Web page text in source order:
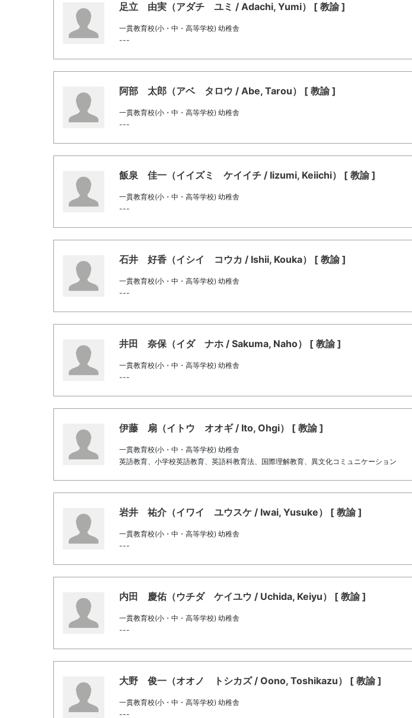
足立 由実（アダチ ユミ / Adachi, Yumi） [ 教諭 ]
一貫教育校(小・中・高等学校) 幼稚舎
---
阿部 太郎（アベ タロウ / Abe, Tarou） [ 教諭 ]
一貫教育校(小・中・高等学校) 幼稚舎
---
飯泉 佳一（イイズミ ケイイチ / Iizumi, Keiichi） [ 教諭 ]
一貫教育校(小・中・高等学校) 幼稚舎
---
石井 好香（イシイ コウカ / Ishii, Kouka） [ 教諭 ]
一貫教育校(小・中・高等学校) 幼稚舎
---
井田 奈保（イダ ナホ / Sakuma, Naho） [ 教諭 ]
一貫教育校(小・中・高等学校) 幼稚舎
---
伊藤 扇（イトウ オオギ / Ito, Ohgi） [ 教諭 ]
一貫教育校(小・中・高等学校) 幼稚舎
英語教育、小学校英語教育、英語科教育法、国際理解教育、異文化コミュニケーション
岩井 祐介（イワイ ユウスケ / Iwai, Yusuke） [ 教諭 ]
一貫教育校(小・中・高等学校) 幼稚舎
---
内田 慶佑（ウチダ ケイユウ / Uchida, Keiyu） [ 教諭 ]
一貫教育校(小・中・高等学校) 幼稚舎
---
大野 俊一（オオノ トシカズ / Oono, Toshikazu） [ 教諭 ]
一貫教育校(小・中・高等学校) 幼稚舎
---